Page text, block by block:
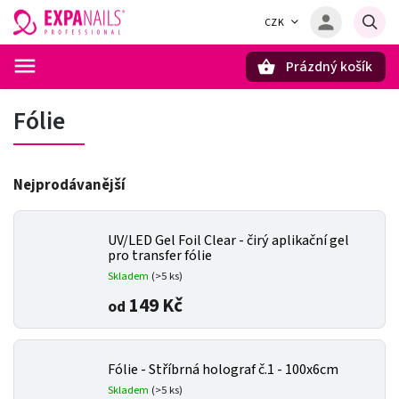
CZK
Prázdný košík
Fólie
Nejprodávanější
UV/LED Gel Foil Clear - čirý aplikační gel
pro transfer fólie
Skladem (>5 ks)
od 149 Kč
Fólie - Stříbrná holograf č.1 - 100x6cm
Skladem (>5 ks)